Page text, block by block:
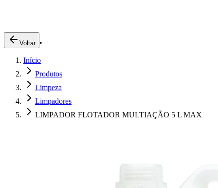
Pedidos Online
Trabalhe Conosco
Voltar •
Início
Produtos
Limpeza
Limpadores
LIMPADOR FLOTADOR MULTIAÇÃO 5 L MAX